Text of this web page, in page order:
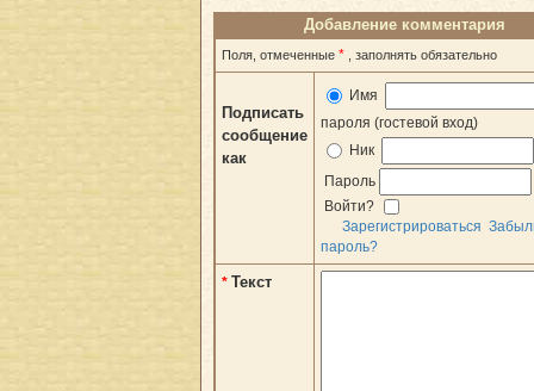
Добавление комментария
Поля, отмеченные * , заполнять обязательно
Подписать
сообщение
как
Имя
пароля (гостевой вход)
Ник
Пароль
Войти?
Зарегистрироваться
пароль?
* Текст